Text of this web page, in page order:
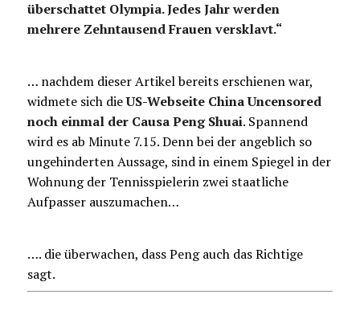
überschattet Olympia. Jedes Jahr werden
mehrere Zehntausend Frauen versklavt.“
… nachdem dieser Artikel bereits erschienen war,
widmete sich dieUS-Webseite China Uncensored
noch einmal der Causa Peng Shuai. Spannend
wird es ab Minute 7.15. Denn bei der angeblich so
ungehinderten Aussage, sind in einem Spiegel in der
Wohnung der Tennisspielerin zwei staatliche
Aufpasser auszumachen…
…. die überwachen, dass Peng auch das Richtige
sagt.